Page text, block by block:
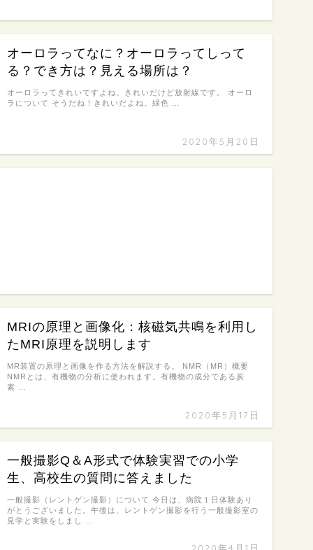
オーロラってなに？オーロラってしって
る？でき方は？見える場所は？
2020年5月20日
オーロラってきれいですよね。きれいだけど放射線です。 オーロ
ラについて そうだね！きれいだよね。緑色 …
MRIの原理と画像化：核磁気共鳴を利用し
たMRI原理を説明します
2020年5月17日
MR装置の原理と画像を作る方法を解説する。 NMR（MR）概要
NMRとは、有機物の分析に使われます。有機物の成分である炭
素 …
一般撮影Q＆A形式で体験実習での小学
生、高校生の質問に答えました
一般撮影（レントゲン撮影）について 今日は、病院１日体験あり
がとうございました。午後は、レントゲン撮影を行う一般撮影室の
見学と実験をしまし …